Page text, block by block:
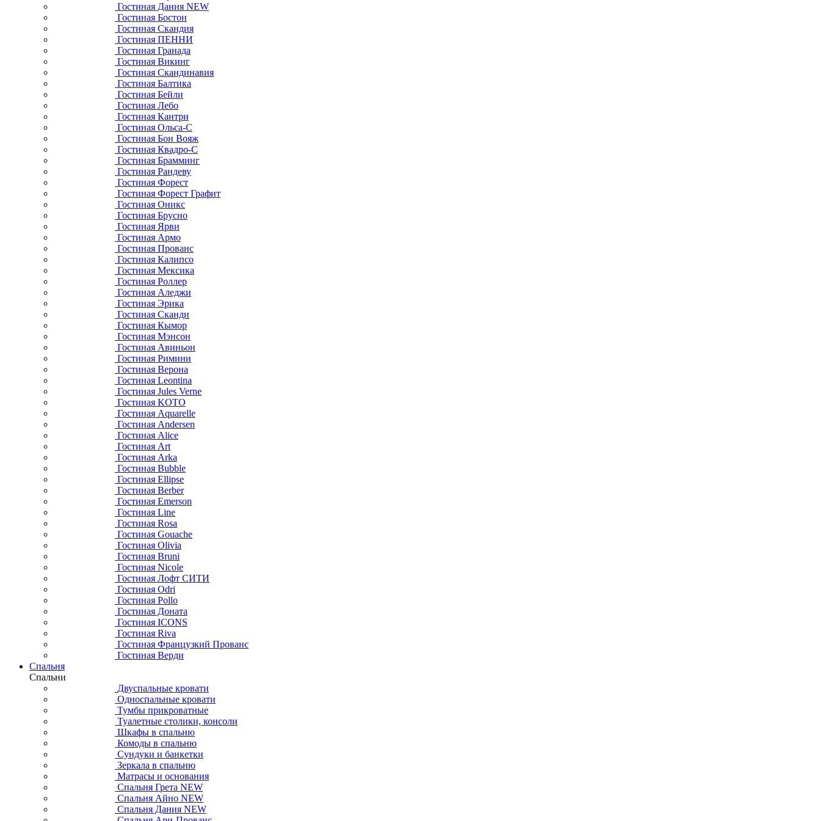
Гостиная Дания NEW
Гостиная Бостон
Гостиная Скандия
Гостиная ПЕННИ
Гостиная Гранада
Гостиная Викинг
Гостиная Скандинавия
Гостиная Балтика
Гостиная Бейли
Гостиная Лебо
Гостиная Кантри
Гостиная Ольса-С
Гостиная Бон Вояж
Гостиная Квадро-С
Гостиная Брамминг
Гостиная Рандеву
Гостиная Форест
Гостиная Форест Графит
Гостиная Оникс
Гостиная Брусно
Гостиная Ярви
Гостиная Армо
Гостиная Прованс
Гостиная Калипсо
Гостиная Мексика
Гостиная Роллер
Гостиная Аледжи
Гостиная Эрика
Гостиная Сканди
Гостиная Кымор
Гостиная Мэнсон
Гостиная Авиньон
Гостиная Римини
Гостиная Верона
Гостиная Leontina
Гостиная Jules Verne
Гостиная KOTO
Гостиная Aquarelle
Гостиная Andersen
Гостиная Alice
Гостиная Art
Гостиная Arka
Гостиная Bubble
Гостиная Ellipse
Гостиная Berber
Гостиная Emerson
Гостиная Line
Гостиная Rosa
Гостиная Gouache
Гостиная Olivia
Гостиная Bruni
Гостиная Nicole
Гостиная Лофт СИТИ
Гостиная Odri
Гостиная Pollo
Гостиная Доната
Гостиная ICONS
Гостиная Riva
Гостиная Французкий Прованс
Гостиная Верди
Спальня
Спальни
Двуспальные кровати
Односпальные кровати
Тумбы прикроватные
Туалетные столики, консоли
Шкафы в спальню
Комоды в спальню
Сундуки и банкетки
Зеркала в спальню
Матрасы и основания
Спальня Грета NEW
Спальня Айно NEW
Спальня Дания NEW